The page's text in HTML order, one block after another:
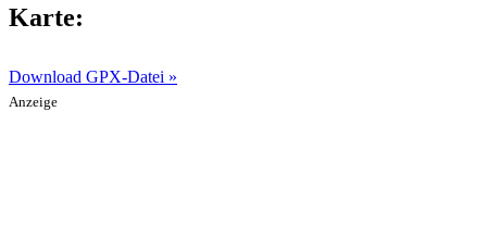
Karte:
Download GPX-Datei »
Anzeige